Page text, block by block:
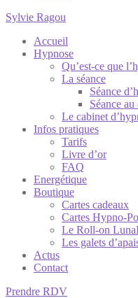
Sylvie Ragou
Accueil
Hypnose
Qu’est-ce que
La séance
Séance
Séance
Le cabinet
Infos pratiques
Tarifs
Livre d’or
FAQ
Energétique
Boutique
Cartes cadeaux
Cartes Hypno-
Le Roll-on
Les galets
Actus
Contact
Prendre RDV